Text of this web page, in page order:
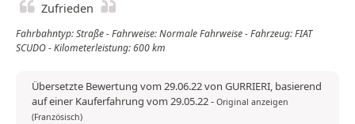
Zufrieden
Fahrbahntyp: Straße - Fahrweise: Normale Fahrweise - Fahrzeug: FIAT
SCUDO - Kilometerleistung: 600 km
Übersetzte Bewertung vom 29.06.22 von GURRIERI, basierend
auf einer Kauferfahrung vom 29.05.22- Original anzeigen
(Französisch)